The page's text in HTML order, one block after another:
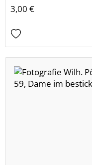
3,00 €